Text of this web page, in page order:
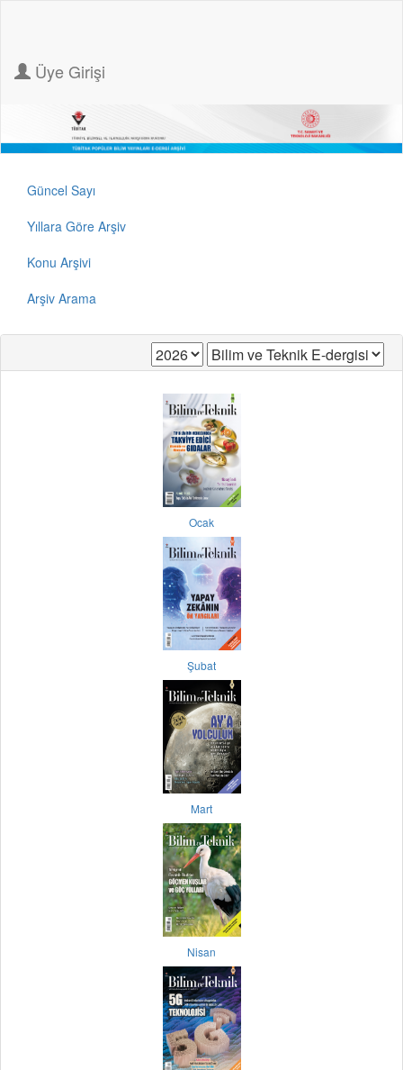
Üye Girişi
Güncel Sayı
Yıllara Göre Arşiv
Konu Arşivi
Arşiv Arama
Ocak
Şubat
Mart
Nisan